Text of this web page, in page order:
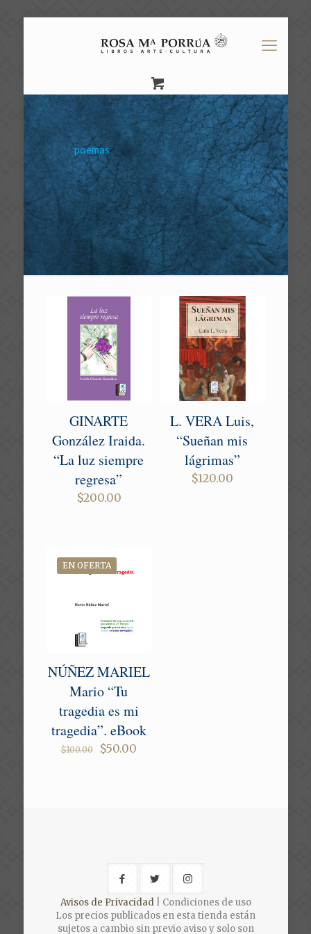
poemas
GINARTE
González Iraida.
“La luz siempre
regresa”
$200.00
L. VERA Luis,
“Sueñan mis
lágrimas”
$120.00
EN OFERTA
NÚÑEZ MARIEL
Mario “Tu
tragedia es mi
tragedia”. eBook
$100.00
Original
$50.00
Avisos de Privacidad| Condiciones de uso
Los precios publicados en esta tienda están
sujetos a cambio sin previo aviso y solo son